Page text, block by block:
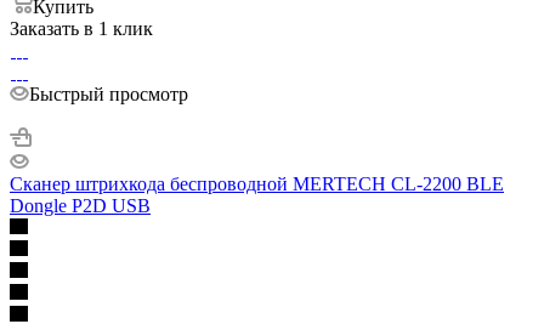
Купить
Заказать в 1 клик
Быстрый просмотр
Сканер штрихкода беспроводной MERTECH CL-2200 BLE
Dongle P2D USB